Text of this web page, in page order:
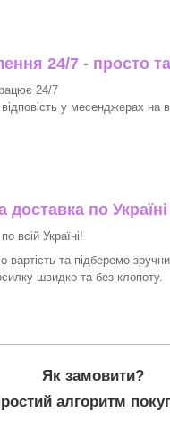
24/7 - просто
24/7
у месенджерах на
доставка по Україні
всій Україні!
вартість та підберемо
швидко та без клопоту.
Як замовити?
алгоритм